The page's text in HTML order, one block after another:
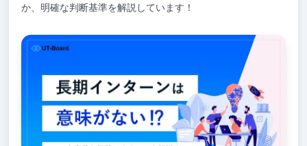
か、明確な判断基準を解説しています！